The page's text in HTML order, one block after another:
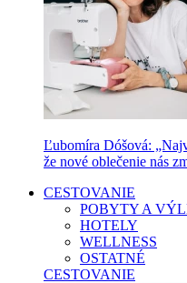
Ľubomíra Dóšová:
že nové oblečenie nás
CESTOVANIE
POBYTY A
HOTELY
WELLNESS
OSTATNÉ
CESTOVANIE